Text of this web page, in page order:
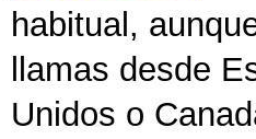
habitual,
llamas desde
Unidos o